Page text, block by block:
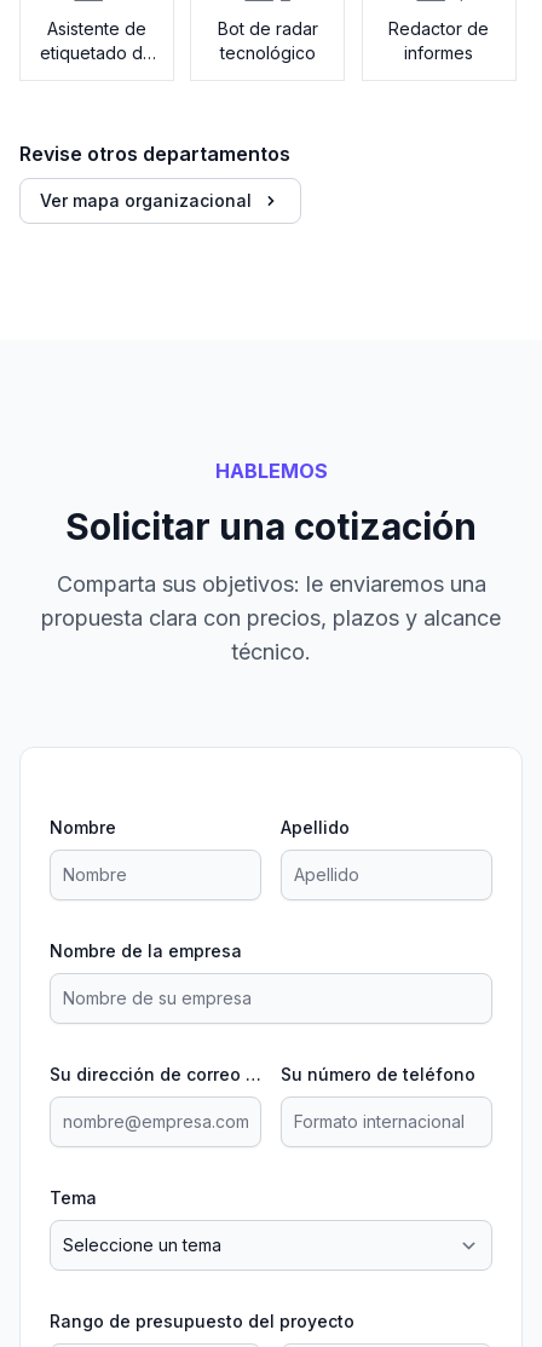
Asistente de
etiquetado de
datos
Bot de radar
tecnológico
Redactor de
informes
Revise otros departamentos
Ver mapa organizacional
HABLEMOS
Solicitar una cotización
Comparta sus objetivos: le enviaremos una
propuesta clara con precios, plazos y alcance
técnico.
Nombre Apellido
Nombre de la empresa
Su dirección de correo electrónico Su número de teléfono
Tema
Rango de presupuesto del proyecto